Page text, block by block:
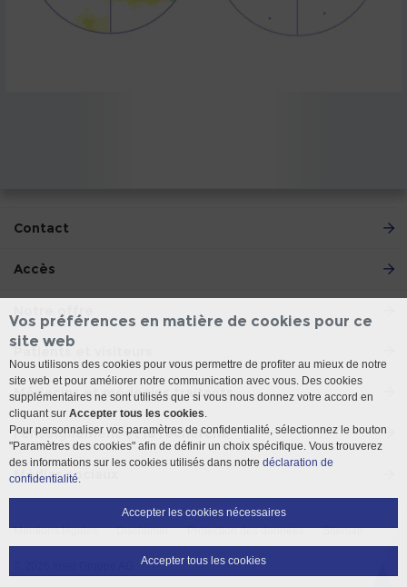
Contact
Accès
Notre offre
Patients et visiteurs
Médecins et médecins traitants
l'enseignement et la recherche
Médias sociaux
Mentions légales Disclaimer Protection des données Sitemap
Vos préférences en matière de cookies pour ce
site web
Nous utilisons des cookies pour vous permettre de profiter au mieux de notre
site web et pour améliorer notre communication avec vous. Des cookies
supplémentaires ne sont utilisés que si vous nous donnez votre accord en
cliquant sur Accepter tous les cookies.
Pour personnaliser vos paramètres de confidentialité, sélectionnez le bouton
"Paramètres des cookies" afin de définir un choix spécifique. Vous trouverez
des informations sur les cookies utilisés dans notre déclaration de
confidentialité.
Accepter les cookies nécessaires
Accepter tous les cookies